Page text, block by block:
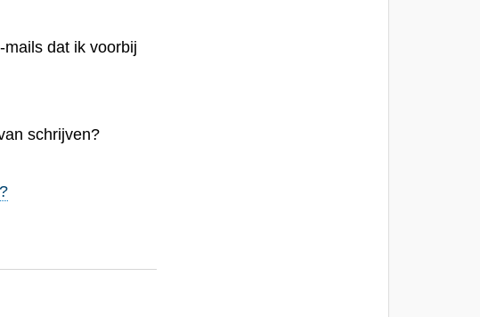
dat ik voorbij
schrijven?